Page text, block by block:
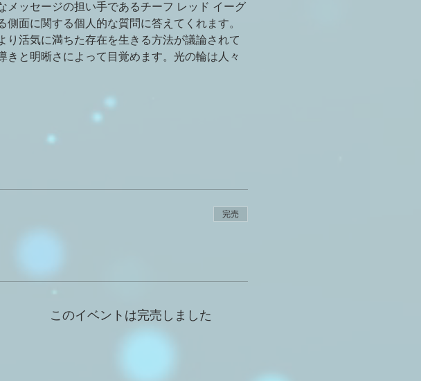
ッセージの担い手であるチーフ レッド イーグ
面に関する個人的な質問に答えてくれます。
活気に満ちた存在を生きる方法が議論されて
と明晰さによって目覚めます。光の輪は人々
完売
このイベントは完売しました